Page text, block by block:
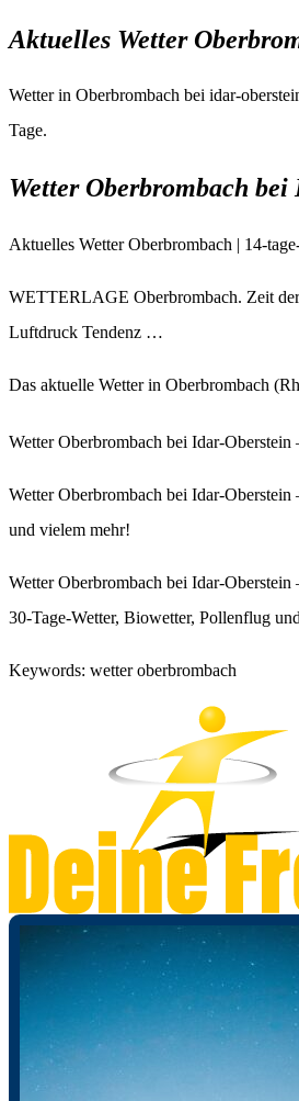
Aktuelles Wetter
Wetter in Oberbrombach bei idar-
Tage.
Wetter Oberbrombach
Aktuelles Wetter Oberbrombach | 14-
WETTERLAGE Oberbrombach. Zeit
Luftdruck Tendenz …
Das aktuelle Wetter in Oberbrombach
Wetter Oberbrombach bei Idar-
Wetter Oberbrombach bei Idar-
und vielem mehr!
Wetter Oberbrombach bei Idar-
30-Tage-Wetter, Biowetter, Pollenflug
Keywords: wetter oberbrombach